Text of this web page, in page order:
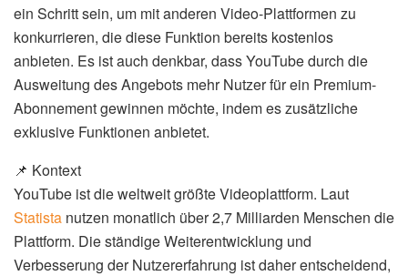
ein Schritt sein, um mit anderen Video-Plattformen zu
konkurrieren, die diese Funktion bereits kostenlos
anbieten. Es ist auch denkbar, dass YouTube durch die
Ausweitung des Angebots mehr Nutzer für ein Premium-
Abonnement gewinnen möchte, indem es zusätzliche
exklusive Funktionen anbietet.
📌 Kontext
YouTube ist die weltweit größte Videoplattform. Laut
Statista nutzen monatlich über 2,7 Milliarden Menschen die
Plattform. Die ständige Weiterentwicklung und
Verbesserung der Nutzererfahrung ist daher entscheidend,